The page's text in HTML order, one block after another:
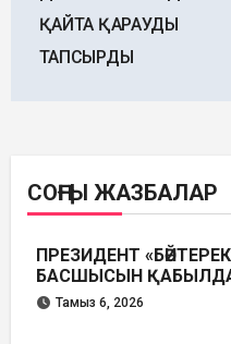
ҚАЙТА ҚАРАУДЫ
ТАПСЫРДЫ
СОҢҒЫ ЖАЗБАЛАР
ПРЕЗИДЕНТ
БАСШЫСЫН
Тамыз 6, 2026